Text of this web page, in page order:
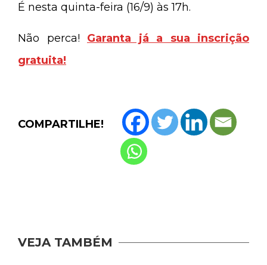
É nesta quinta-feira (16/9) às 17h.
Não perca! Garanta já a sua inscrição
gratuita!
COMPARTILHE!
VEJA TAMBÉM